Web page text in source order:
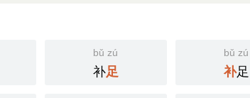
bǔ zú
补足
bǔ zú
补足